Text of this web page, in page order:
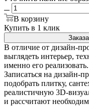
В корзину
Купить в 1 клик
В отличие от дизайн-
выглядеть интерьер,
именно его реализовать.
Записаться на дизайн-
подобрать плитку,
реалистичную 3D-
и рассчитают